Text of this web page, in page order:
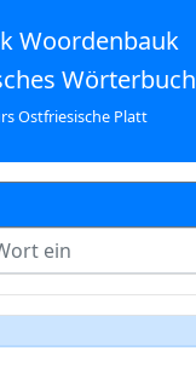
Woordenbauk
Wörterbuch
Ostfriesische Platt